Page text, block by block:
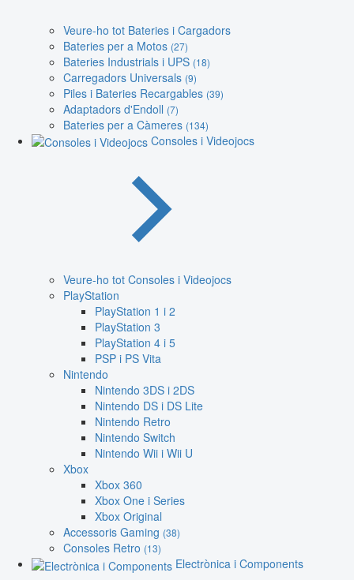
Veure-ho tot Bateries i Cargadors
Bateries per a Motos (27)
Bateries Industrials i UPS (18)
Carregadors Universals (9)
Piles i Bateries Recargables (39)
Adaptadors d'Endoll (7)
Bateries per a Càmeres (134)
Consoles i Videojocs
Veure-ho tot Consoles i Videojocs
PlayStation
PlayStation 1 i 2
PlayStation 3
PlayStation 4 i 5
PSP i PS Vita
Nintendo
Nintendo 3DS i 2DS
Nintendo DS i DS Lite
Nintendo Retro
Nintendo Switch
Nintendo Wii i Wii U
Xbox
Xbox 360
Xbox One i Series
Xbox Original
Accessoris Gaming (38)
Consoles Retro (13)
Electrònica i Components